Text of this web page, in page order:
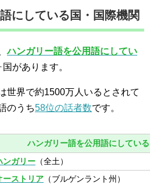
にしている国・国際機関
ハンガリー語を公用語にしてい
があります。
世界で約1500万人いるとされて
のうち58位の話者数です。
ハンガリー語を公用語にしてい
ンガリー （全土）
ーストリア （ブルゲンラント州）